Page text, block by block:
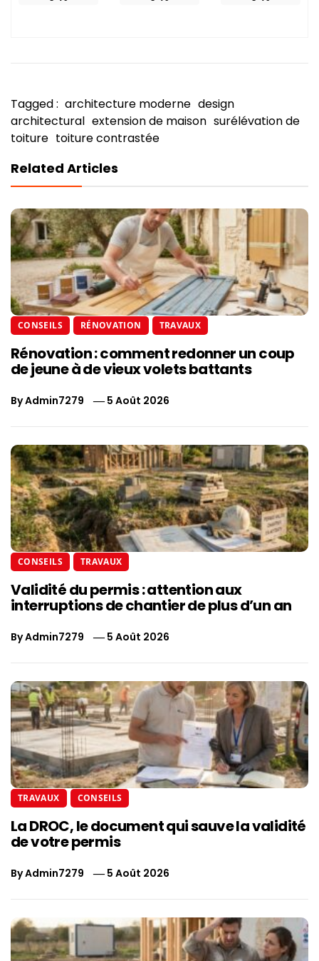
Tagged : architecture moderne design
architectural extension de maison surélévation de
toiture toiture contrastée
Related Articles
CONSEILS RÉNOVATION TRAVAUX
Rénovation : comment redonner un coup
de jeune à de vieux volets battants
ByAdmin7279 5 Août 2026
CONSEILS TRAVAUX
Validité du permis : attention aux
interruptions de chantier de plus d’un an
ByAdmin7279 5 Août 2026
TRAVAUX CONSEILS
La DROC, le document qui sauve la validité
de votre permis
ByAdmin7279 5 Août 2026